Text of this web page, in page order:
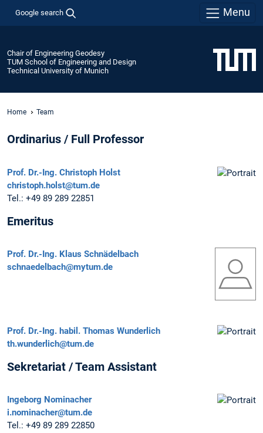
Google search Menu
Chair of Engineering Geodesy
TUM School of Engineering and Design
Technical University of Munich
Home Team
Ordinarius / Full Professor
Prof. Dr.-Ing. Christoph Holst
christoph.holst@tum.de
Tel.: +49 89 289 22851
Emeritus
Prof. Dr.-Ing. Klaus Schnädelbach
schnaedelbach@mytum.de
Prof. Dr.-Ing. habil. Thomas Wunderlich
th.wunderlich@tum.de
Sekretariat / Team Assistant
Ingeborg Nominacher
i.nominacher@tum.de
Tel.: +49 89 289 22850